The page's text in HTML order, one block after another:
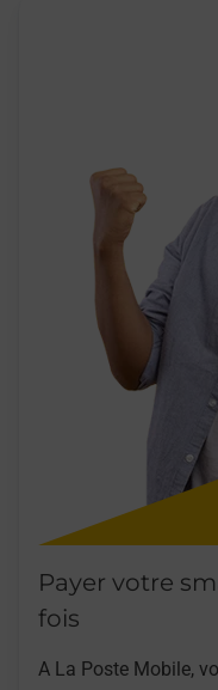
Payer votre
fois
A La Poste Mobile,